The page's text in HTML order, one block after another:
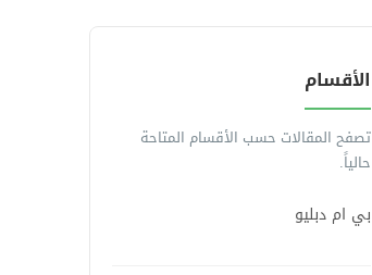
الأقسام
تصفح المقالات حسب الأقسام المتاحة
حالياً.
بي ام دبليو